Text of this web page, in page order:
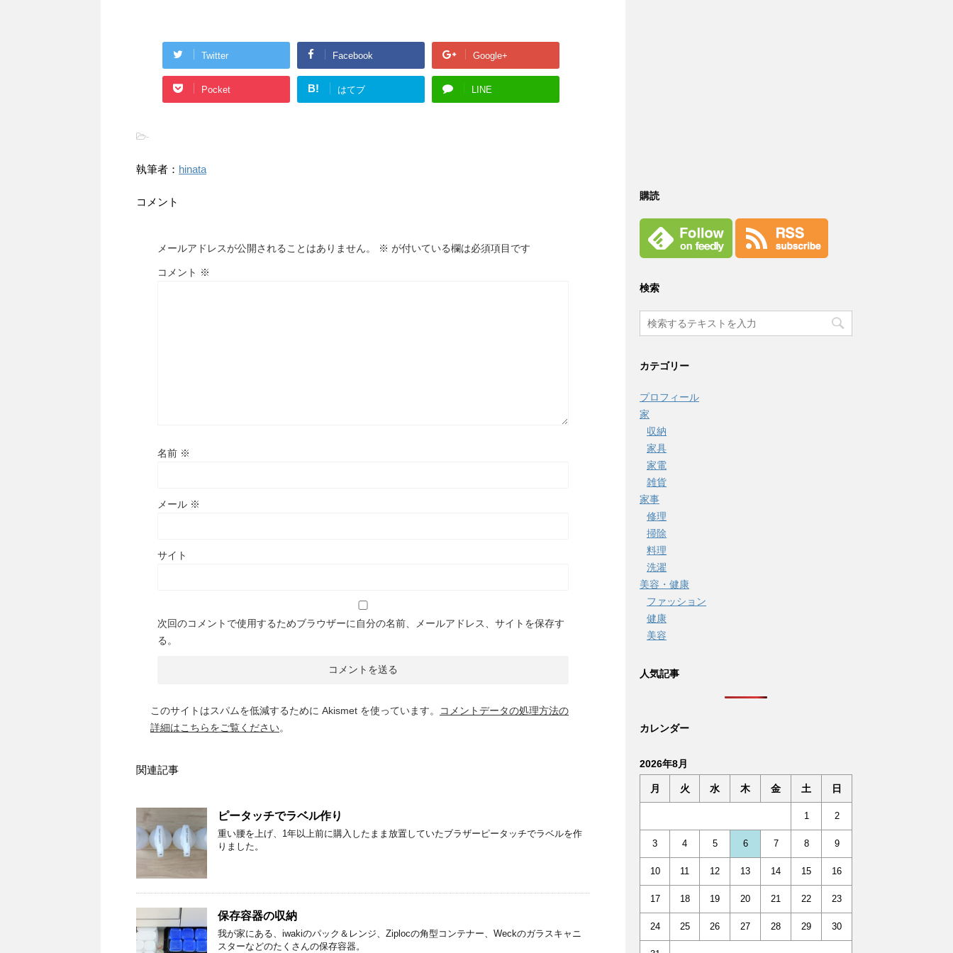
Twitter Facebook Google+
Pocket B! はてブ LINE
-
執筆者： hinata
コメント
メールアドレスが公開されることはありません。 ※ が付いている欄は必須項目です
コメント ※
名前 ※
メール ※
サイト
次回のコメントで使用するためブラウザーに自分の名前、メールアドレス、サイトを保存す
る。
このサイトはスパムを低減するために Akismet を使っています。
コメントデータの処理方法の
詳細はこちらをご覧ください。
関連記事
ピータッチでラベル作り
重い腰を上げ、1年以上前に購入したまま放置していたブラザーピータッチでラベルを作
りました。
保存容器の収納
我が家にある、iwakiのパック＆レンジ、Ziplocの角型コンテナー、Weckのガラスキャニ
スターなどのたくさんの保存容器。
購読
検索
カテゴリー
プロフィール
家
収納
家具
家電
雑貨
家事
修理
掃除
料理
洗濯
美容・健康
ファッション
健康
美容
人気記事
カレンダー
2026年8月
月 火 水 木 金 土 日
1 2
3 4 5 6 7 8 9
10 11 12 13 14 15 16
17 18 19 20 21 22 23
24 25 26 27 28 29 30